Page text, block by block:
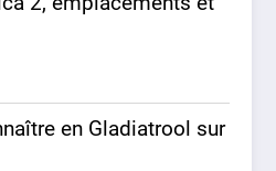
en Gladiatrool sur